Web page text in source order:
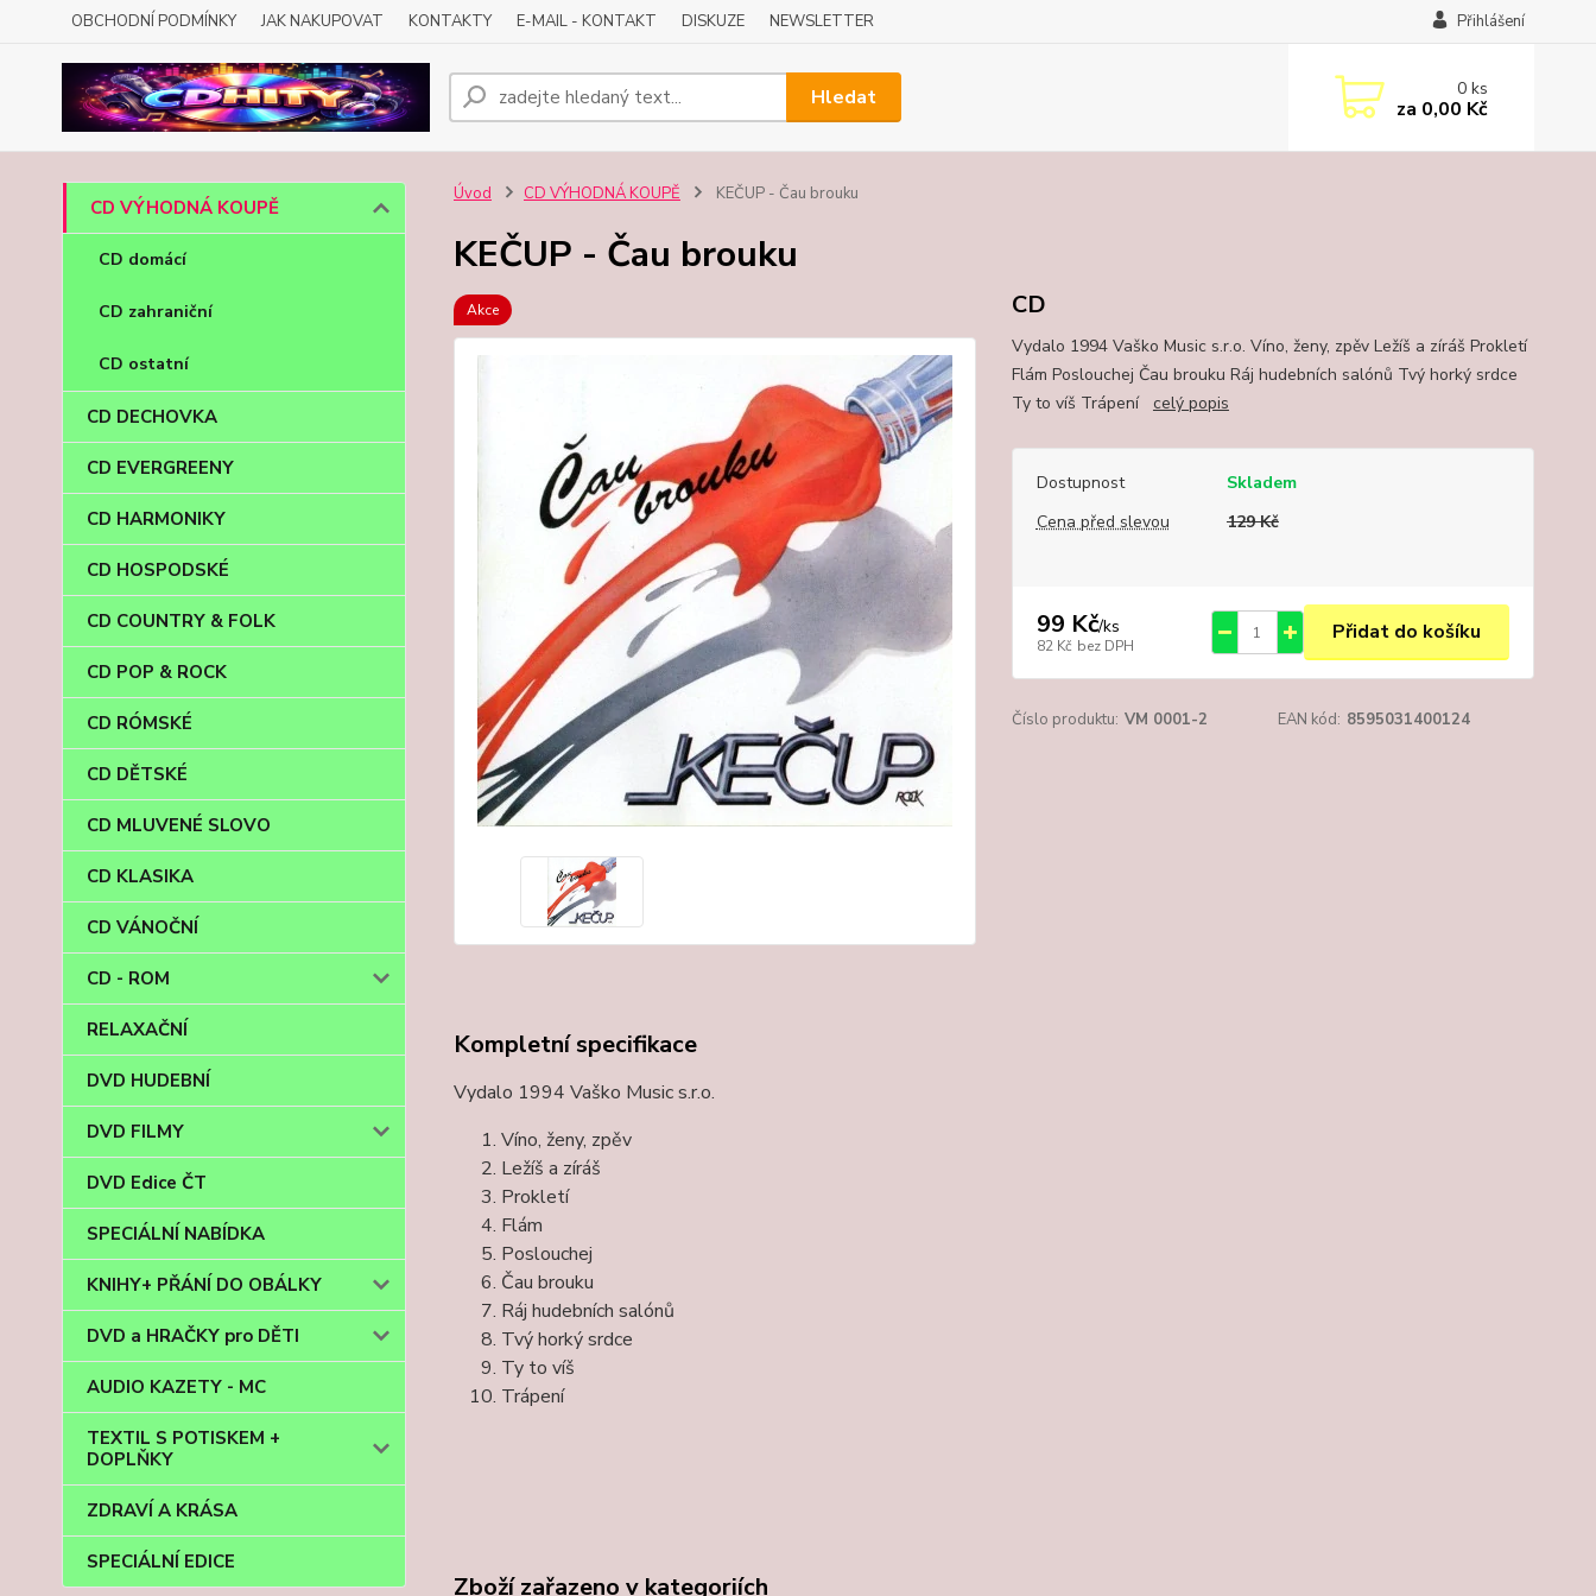
OBCHODNÍ PODMÍNKY JAK NAKUPOVAT KONTAKTY E-MAIL - KONTAKT DISKUZE NEWSLETTER Přihlášení
Hledat 0ks
za 0,00 Kč
CD VÝHODNÁ KOUPĚ
CD domácí
CD zahraniční
CD ostatní
CD DECHOVKA
CD EVERGREENY
CD HARMONIKY
CD HOSPODSKÉ
CD COUNTRY & FOLK
CD POP & ROCK
CD RÓMSKÉ
CD DĚTSKÉ
CD MLUVENÉ SLOVO
CD KLASIKA
CD VÁNOČNÍ
CD - ROM
RELAXAČNÍ
DVD HUDEBNÍ
DVD FILMY
DVD Edice ČT
SPECIÁLNÍ NABÍDKA
KNIHY+ PŘÁNÍ DO OBÁLKY
DVD a HRAČKY pro DĚTI
AUDIO KAZETY - MC
TEXTIL S POTISKEM +
DOPLŇKY
ZDRAVÍ A KRÁSA
SPECIÁLNÍ EDICE
Úvod CD VÝHODNÁ KOUPĚ KEČUP - Čau brouku
KEČUP - Čau brouku
Akce CD
Vydalo 1994 Vaško Music s.r.o. Víno, ženy, zpěv Ležíš a zíráš Prokletí
Flám Poslouchej Čau brouku Ráj hudebních salónů Tvý horký srdce
Ty to víš Trápení celý popis
Dostupnost
Skladem
Cena před slevou
129 Kč
99 Kč/ks
82 Kč bez DPH
Přidat do košíku
Číslo produktu: VM 0001-2 EAN kód: 8595031400124
Kompletní specifikace
Vydalo 1994 Vaško Music s.r.o.
Víno, ženy, zpěv
Ležíš a zíráš
Prokletí
Flám
Poslouchej
Čau brouku
Ráj hudebních salónů
Tvý horký srdce
Ty to víš
Trápení
Zboží zařazeno v kategoriích